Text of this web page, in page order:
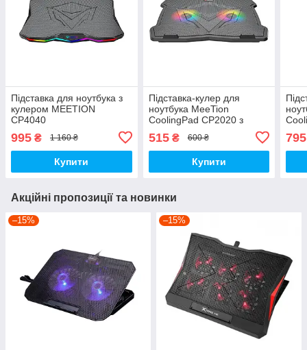
Підставка для ноутбука з
кулером MEETION
CP4040
995 ₴ 1 160 ₴
Купити
Підставка-кулер для
ноутбука MeeTion
CoolingPad CP2020 з
RGB-підсвіткою, чорний
515₴ 600 ₴
Купити
795
Акційні пропозиції та новинки
–15% –15%